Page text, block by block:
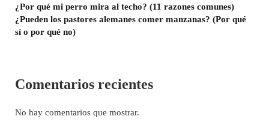
¿Por qué mi perro mira al techo? (11 razones comunes)
¿Pueden los pastores alemanes comer manzanas? (Por qué
sí o por qué no)
Comentarios recientes
No hay comentarios que mostrar.